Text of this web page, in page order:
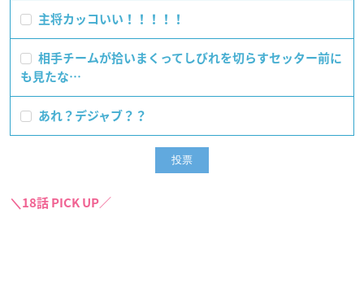
主将カッコいい！！！！！
相手チームが拾いまくってしびれを切らすセッター前に
も見たな…
あれ？デジャブ？？
＼18話 PICK UP／